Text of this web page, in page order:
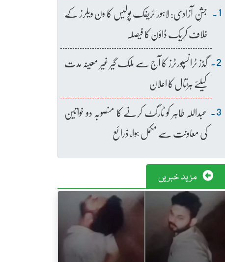
جشنِ آزادی: لاہور ٹریفک پولیس کا ون ویلرز کے
خلاف کریک ڈاؤن کا فیصلہ
گڈز ٹرانسپورٹرز کا آج سے ملک گیر غیر معینہ مدت
کیلئے ہڑتال کا اعلان
عبداللہ طاہر کو ٹارگٹ کرنے کا منصوبہ دو خواتین
کی معاونت سے مکمل ہوا، ذرائع
مزید خبریں